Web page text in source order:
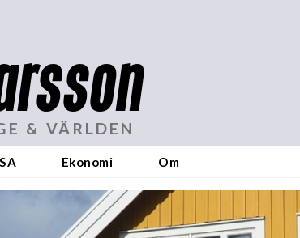
& VÄRLDEN
Ekonomi Om